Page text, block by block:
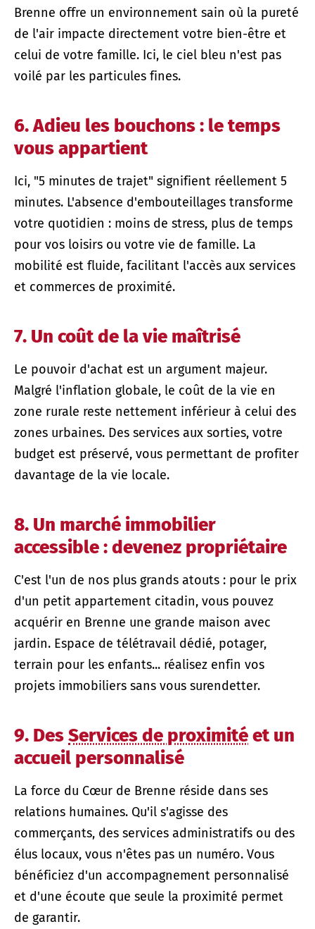
Brenne offre un environnement sain où la pureté
de l'air impacte directement votre bien-être et
celui de votre famille. Ici, le ciel bleu n'est pas
voilé par les particules fines.
6. Adieu les bouchons : le temps
vous appartient
Ici, "5 minutes de trajet" signifient réellement 5
minutes. L'absence d'embouteillages transforme
votre quotidien : moins de stress, plus de temps
pour vos loisirs ou votre vie de famille. La
mobilité est fluide, facilitant l'accès aux services
et commerces de proximité.
7. Un coût de la vie maîtrisé
Le pouvoir d'achat est un argument majeur.
Malgré l'inflation globale, le coût de la vie en
zone rurale reste nettement inférieur à celui des
zones urbaines. Des services aux sorties, votre
budget est préservé, vous permettant de profiter
davantage de la vie locale.
8. Un marché immobilier
accessible : devenez propriétaire
C'est l'un de nos plus grands atouts : pour le prix
d'un petit appartement citadin, vous pouvez
acquérir en Brenne une grande maison avec
jardin. Espace de télétravail dédié, potager,
terrain pour les enfants... réalisez enfin vos
projets immobiliers sans vous surendetter.
9. DesServices de proximitéet un
accueil personnalisé
La force du Cœur de Brenne réside dans ses
relations humaines. Qu'il s'agisse des
commerçants, des services administratifs ou des
élus locaux, vous n'êtes pas un numéro. Vous
bénéficiez d'un accompagnement personnalisé
et d'une écoute que seule la proximité permet
de garantir.